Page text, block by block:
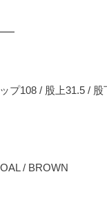
プ108 / 股上31.5 / 股
/ BROWN